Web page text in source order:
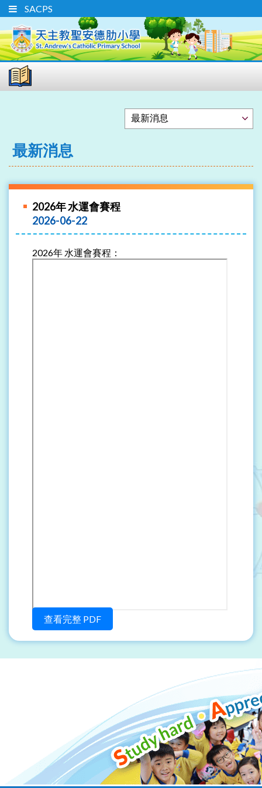
SACPS
最新消息
2026年 水運會賽程
2026-06-22
2026年 水運會賽程：
查看完整 PDF